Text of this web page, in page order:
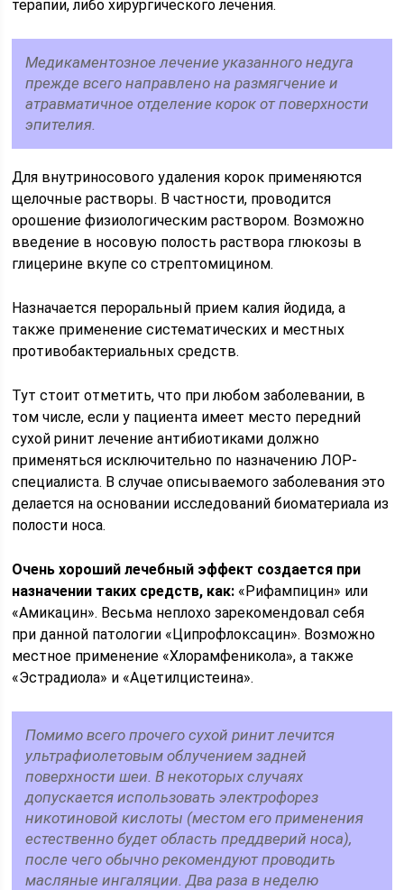
терапии, либо хирургического лечения.
Медикаментозное лечение указанного недуга
прежде всего направлено на размягчение и
атравматичное отделение корок от поверхности
эпителия.
Для внутриносового удаления корок применяются
щелочные растворы. В частности, проводится
орошение физиологическим раствором. Возможно
введение в носовую полость раствора глюкозы в
глицерине вкупе со стрептомицином.
Назначается пероральный прием калия йодида, а
также применение систематических и местных
противобактериальных средств.
Тут стоит отметить, что при любом заболевании, в
том числе, если у пациента имеет место передний
сухой ринит лечение антибиотиками должно
применяться исключительно по назначению ЛОР-
специалиста. В случае описываемого заболевания это
делается на основании исследований биоматериала из
полости носа.
Очень хороший лечебный эффект создается при
назначении таких средств, как: «Рифампицин» или
«Амикацин». Весьма неплохо зарекомендовал себя
при данной патологии «Ципрофлоксацин». Возможно
местное применение «Хлорамфеникола», а также
«Эстрадиола» и «Ацетилцистеина».
Помимо всего прочего сухой ринит лечится
ультрафиолетовым облучением задней
поверхности шеи. В некоторых случаях
допускается использовать электрофорез
никотиновой кислоты (местом его применения
естественно будет область преддверий носа),
после чего обычно рекомендуют проводить
масляные ингаляции. Два раза в неделю